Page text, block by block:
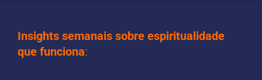
Insights semanais sobre espiritualidade
que funciona: